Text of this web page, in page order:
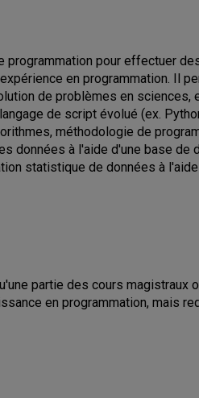
pour effectuer
en programmation. Il
de problèmes en sciences,
de script évolué (ex.
méthodologie de
données à l'aide d'une base de
statistique de données à l'aide
partie des cours magistraux
en programmation, mais